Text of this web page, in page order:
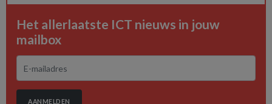
Het allerlaatste ICT nieuws in jouw
mailbox
AANMELDEN